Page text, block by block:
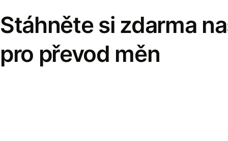
Stáhněte si zdarma
pro převod měn